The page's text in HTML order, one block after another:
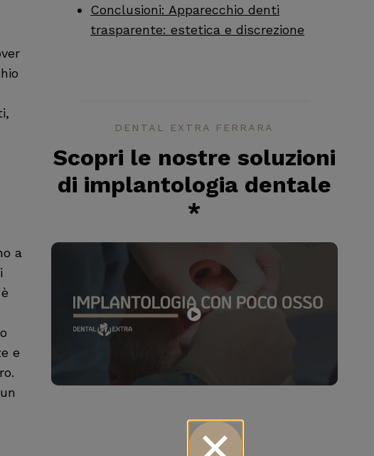
a
e
Conclusioni: Apparecchio denti
trasparente: estetica e discrezione
DENTAL EXTRA FERRARA
Scopri le nostre soluzioni
di implantologia dentale
*